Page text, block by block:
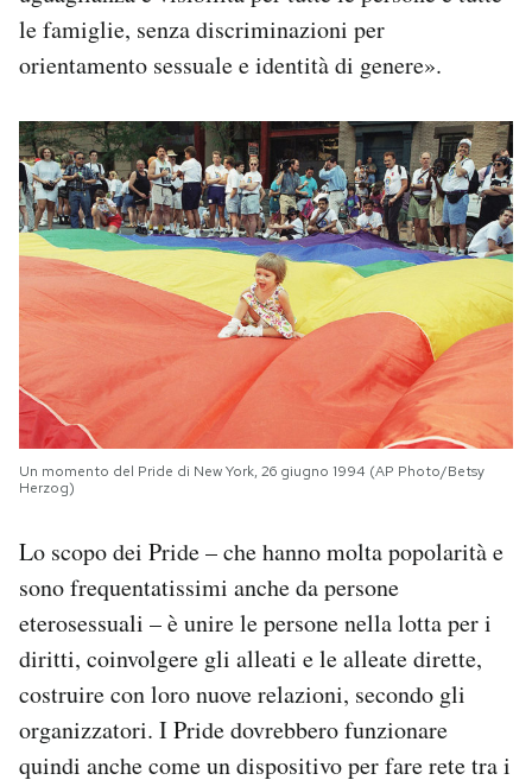
le famiglie, senza discriminazioni per
orientamento sessuale e identità di genere».
Un momento del Pride di New York, 26 giugno 1994 (AP Photo/Betsy
Herzog)
Lo scopo dei Pride – che hanno molta popolarità e
sono frequentatissimi anche da persone
eterosessuali – è unire le persone nella lotta per i
diritti, coinvolgere gli alleati e le alleate dirette,
costruire con loro nuove relazioni, secondo gli
organizzatori. I Pride dovrebbero funzionare
quindi anche come un dispositivo per fare rete tra i